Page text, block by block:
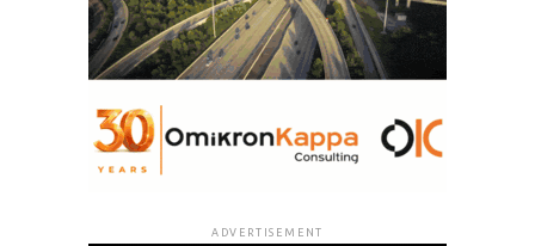
ADVERTISEMENT